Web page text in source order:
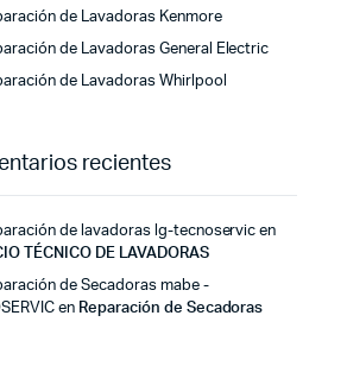
de Lavadoras Kenmore
de Lavadoras General Electric
de Lavadoras Whirlpool
recientes
de lavadoras lg-tecnoservic en
TÉCNICO DE LAVADORAS
de Secadoras mabe -
en Reparación de Secadoras